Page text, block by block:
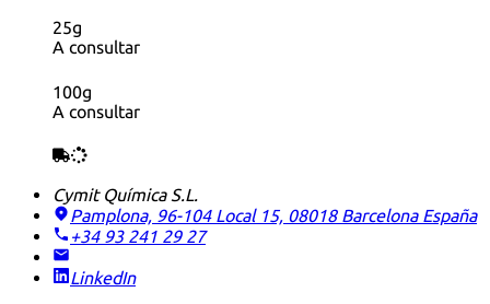
25g
A consultar
100g
A consultar
Cymit Química S.L.
Pamplona, 96-104 Local 15, 08018 Barcelona España
+34 93 241 29 27
LinkedIn